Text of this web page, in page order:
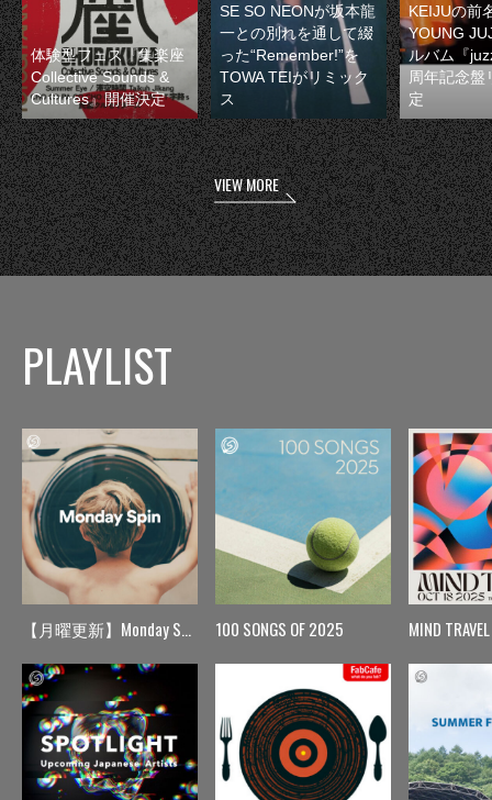
体験型フェス『集楽座
Collective Sounds &
Cultures』開催決定
SE SO NEONが坂本龍
一との別れを通して綴
った“Remember!”を
TOWA TEIがリミック
ス
KEIJUの前
YOUNG
ルバム『
周年記念盤
定
VIEW MORE
PLAYLIST
【月曜更新】Monday Spin 100 SONGS OF 2025 MIND TRAVEL